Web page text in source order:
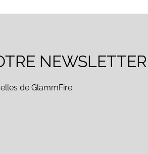
NEWSLETTER
de GlammFire